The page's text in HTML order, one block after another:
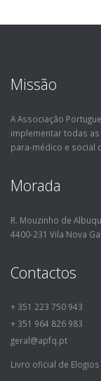
Missão
A Associação
implementar todas
para-médico e social
Morada
R. Mouzinho de
4400-231 Vila Nova
Contactos
+ 351 223 750 943
+ 351 964 826 983
geral@apfq.pt
Livro oficial de